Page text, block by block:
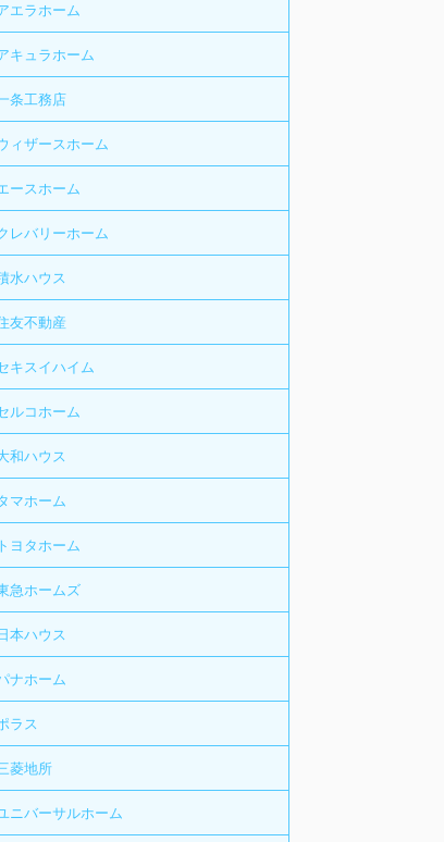
エラホーム
キュラホーム
条工務店
ィザースホーム
ースホーム
レバリーホーム
水ハウス
友不動産
キスイハイム
ルコホーム
和ハウス
マホーム
トヨタホーム
急ホームズ
本ハウス
ナホーム
ラス
菱地所
ニバーサルホーム